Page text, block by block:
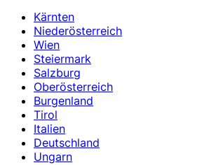
Kärnten
Niederösterreich
Wien
Steiermark
Salzburg
Oberösterreich
Burgenland
Tirol
Italien
Deutschland
Ungarn